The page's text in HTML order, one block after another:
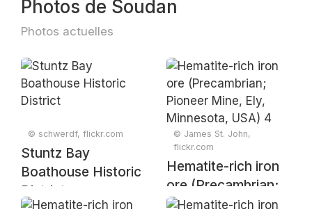
Photos de Soudan
Photos actuelles
© schwerdf, flickr.com
Stuntz Bay
Boathouse Historic
District
© James St. John,
flickr.com
Hematite-rich iron
ore (Precambrian;
Pioneer Mine, Ely,